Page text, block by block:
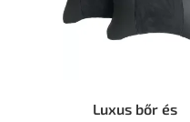
Luxus bőr és